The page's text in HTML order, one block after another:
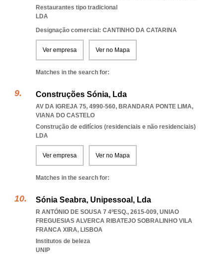
Restaurantes tipo tradicional
LDA
Designação comercial: CANTINHO DA CATARINA
Ver empresa Ver no Mapa
Matches in the search for:
Construções Sónia, Lda
AV DA IGREJA 75, 4990-560, BRANDARA PONTE LIMA,
VIANA DO CASTELO
Construção de edifícios (residenciais e não residenciais)
LDA
Ver empresa Ver no Mapa
Matches in the search for:
Sónia Seabra, Unipessoal, Lda
R ANTÓNIO DE SOUSA 7 4ºESQ., 2615-009, UNIAO
FREGUESIAS ALVERCA RIBATEJO SOBRALINHO VILA
FRANCA XIRA, LISBOA
Institutos de beleza
UNIP